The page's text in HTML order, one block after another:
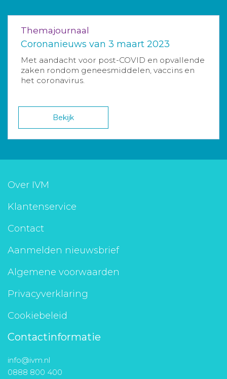
Themajournaal
Coronanieuws van 3 maart 2023
Met aandacht voor post-COVID en opvallende
zaken rondom geneesmiddelen, vaccins en
het coronavirus.
Bekijk
Over IVM
Klantenservice
Contact
Aanmelden nieuwsbrief
Algemene voorwaarden
Privacyverklaring
Cookiebeleid
Contactinformatie
info@ivm.nl
0888 800 400